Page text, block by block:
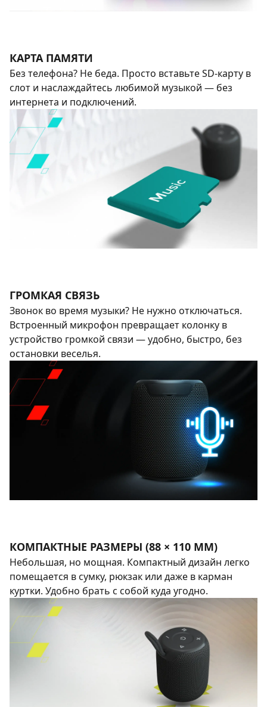
КАРТА ПАМЯТИ
Без телефона? Не беда. Просто вставьте SD-карту в
слот и наслаждайтесь любимой музыкой — без
интернета и подключений.
ГРОМКАЯ СВЯЗЬ
Звонок во время музыки? Не нужно отключаться.
Встроенный микрофон превращает колонку в
устройство громкой связи — удобно, быстро, без
остановки веселья.
КОМПАКТНЫЕ РАЗМЕРЫ (88 × 110 ММ)
Небольшая, но мощная. Компактный дизайн легко
помещается в сумку, рюкзак или даже в карман
куртки. Удобно брать с собой куда угодно.